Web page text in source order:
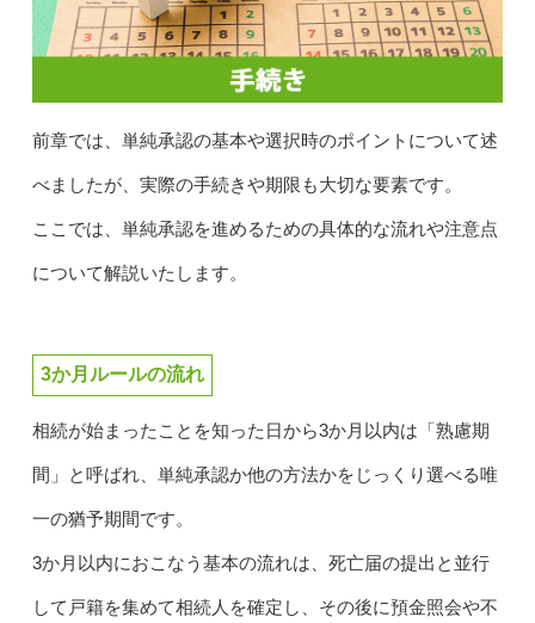
前章では、単純承認の基本や選択時のポイントについて述
べましたが、実際の手続きや期限も大切な要素です。
ここでは、単純承認を進めるための具体的な流れや注意点
について解説いたします。
3か月ルールの流れ
相続が始まったことを知った日から3か月以内は「熟慮期
間」と呼ばれ、単純承認か他の方法かをじっくり選べる唯
一の猶予期間です。
3か月以内におこなう基本の流れは、死亡届の提出と並行
して戸籍を集めて相続人を確定し、その後に預金照会や不